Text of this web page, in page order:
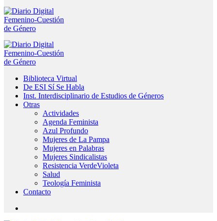
Biblioteca Virtual
De ESI Sí Se Habla
Inst. Interdisciplinario de Estudios de Géneros
Otras
Actividades
Agenda Feminista
Azul Profundo
Mujeres de La Pampa
Mujeres en Palabras
Mujeres Sindicalistas
Resistencia VerdeVioleta
Salud
Teología Feminista
Contacto